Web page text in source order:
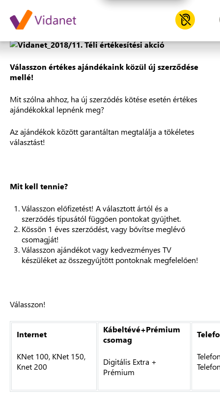
2018/11. Téli értékesítési
Válasszon értékes ajándékaink közül új szerződése
mellé!
Mit szólna ahhoz, ha új szerződés kötése esetén értékes
ajándékokkal lepnénk meg?
Az ajándékok között garantáltan megtalálja a tökéletes
választást!
Mit kell tennie?
Válasszon előfizetést! A választott ártól és a
szerződés típusától függően pontokat gyűjthet.
Kössön 1 éves szerződést, vagy bővítse meglévő
csomagját!
Válasszon ajándékot vagy kedvezményes TV
készüléket az összegyűjtött pontoknak megfelelően!
Válasszon!
Internet
KNet 100, KNet 150,
Knet 200
Kábeltévé+Prémium
csomag
Digitális Extra +
Prémium